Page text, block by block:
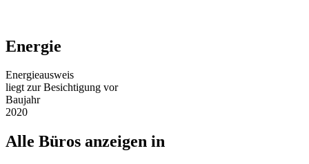
Energie
Energieausweis
liegt zur Besichtigung vor
Baujahr
2020
Alle Büros anzeigen in